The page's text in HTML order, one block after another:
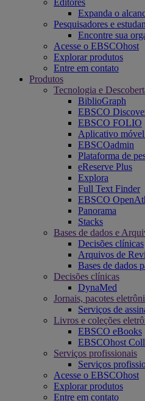
Editores
Expanda o
Pesquisadores e
Encontre sua
Acesse o EBSCOhost
Explorar produtos
Entre em contato
Produtos
Tecnologia e
BiblioGraph
EBSCO
EBSCO FOLIO
Aplicativo
EBSCOadmin
Plataforma de
eReserve Plus
Explora
Full Text Finder
EBSCO
Panorama
Stacks
Bases de dados e
Decisões clínicas
Arquivos de
Bases de dados
Decisões clínicas
DynaMed
Jornais, pacotes
Serviços de
Livros e coleções
EBSCO eBooks
EBSCOhost
Serviços profissionais
Serviços
Acesse o EBSCOhost
Explorar produtos
Entre em contato